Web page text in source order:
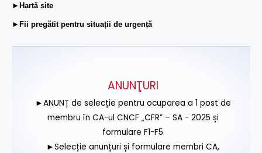
►Hartă site
►Fii pregătit pentru situații de urgență
ANUNŢURI
►ANUNȚ de selecție pentru ocuparea a 1 post de
membru în CA-ul CNCF „CFR” – SA - 2025 și
formulare F1-F5
►Selecție anunțuri și formulare membri CA,